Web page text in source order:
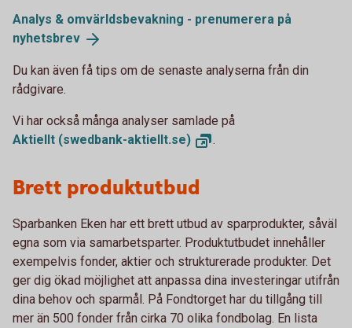
Analys & omvärldsbevakning - prenumerera på
nyhetsbrev
Du kan även få tips om de senaste analyserna från din
rådgivare.
Vi har också många analyser samlade på
Aktiellt (swedbank-aktiellt.se) .
Brett produktutbud
Sparbanken Eken har ett brett utbud av sparprodukter, såväl
egna som via samarbetsparter. Produktutbudet innehåller
exempelvis fonder, aktier och strukturerade produkter. Det
ger dig ökad möjlighet att anpassa dina investeringar utifrån
dina behov och sparmål. På Fondtorget har du tillgång till
mer än 500 fonder från cirka 70 olika fondbolag. En lista